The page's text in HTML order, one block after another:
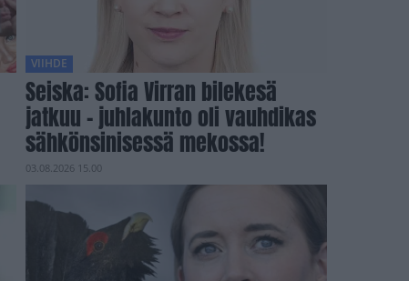
VIIHDE
Seiska: Sofia Virran bilekesä
jatkuu – juhlakunto oli vauhdikas
sähkönsinisessä mekossa!
03.08.2026 15.00